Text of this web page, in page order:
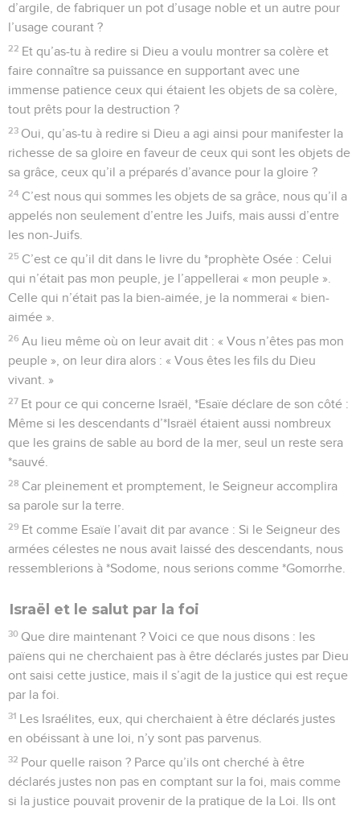
d’argile, de fabriquer un pot d’usage noble et un autre pour
l’usage courant ?
22 Et qu’as-tu à redire si Dieu a voulu montrer sa colère et
faire connaître sa puissance en supportant avec une
immense patience ceux qui étaient les objets de sa colère,
tout prêts pour la destruction ?
23 Oui, qu’as-tu à redire si Dieu a agi ainsi pour manifester la
richesse de sa gloire en faveur de ceux qui sont les objets de
sa grâce, ceux qu’il a préparés d’avance pour la gloire ?
24 C’est nous qui sommes les objets de sa grâce, nous qu’il a
appelés non seulement d’entre les Juifs, mais aussi d’entre
les non-Juifs.
25 C’est ce qu’il dit dans le livre du *prophète Osée : Celui
qui n’était pas mon peuple, je l’appellerai « mon peuple ».
Celle qui n’était pas la bien-aimée, je la nommerai « bien-
aimée ».
26 Au lieu même où on leur avait dit : « Vous n’êtes pas mon
peuple », on leur dira alors : « Vous êtes les fils du Dieu
vivant. »
27 Et pour ce qui concerne Israël, *Esaïe déclare de son côté :
Même si les descendants d’*Israël étaient aussi nombreux
que les grains de sable au bord de la mer, seul un reste sera
*sauvé.
28 Car pleinement et promptement, le Seigneur accomplira
sa parole sur la terre.
29 Et comme Esaïe l’avait dit par avance : Si le Seigneur des
armées célestes ne nous avait laissé des descendants, nous
ressemblerions à *Sodome, nous serions comme *Gomorrhe.
Israël et le salut par la foi
30 Que dire maintenant ? Voici ce que nous disons : les
païens qui ne cherchaient pas à être déclarés justes par Dieu
ont saisi cette justice, mais il s’agit de la justice qui est reçue
par la foi.
31 Les Israélites, eux, qui cherchaient à être déclarés justes
en obéissant à une loi, n’y sont pas parvenus.
32 Pour quelle raison ? Parce qu’ils ont cherché à être
déclarés justes non pas en comptant sur la foi, mais comme
si la justice pouvait provenir de la pratique de la Loi. Ils ont